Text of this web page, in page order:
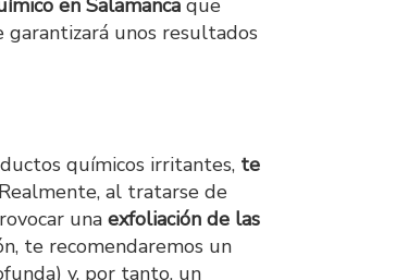
unos resultados
químicos irritantes, te
al tratarse de
una exfoliación de las
te recomendaremos un
y, por tanto, un